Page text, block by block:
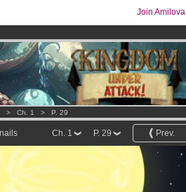
Join Amilova
now
> Ch. 1 > P. 29
Prev.
P. 29
Ch. 1